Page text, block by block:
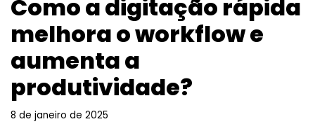
Como a digitação rápida
melhora o workflow e
aumenta a
produtividade?
8 de janeiro de 2025